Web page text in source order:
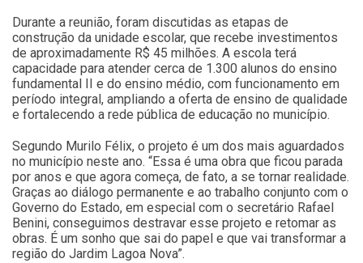
Durante a reunião, foram discutidas as etapas de
construção da unidade escolar, que recebe investimentos
de aproximadamente R$ 45 milhões. A escola terá
capacidade para atender cerca de 1.300 alunos do ensino
fundamental II e do ensino médio, com funcionamento em
período integral, ampliando a oferta de ensino de qualidade
e fortalecendo a rede pública de educação no município.
Segundo Murilo Félix, o projeto é um dos mais aguardados
no município neste ano. “Essa é uma obra que ficou parada
por anos e que agora começa, de fato, a se tornar realidade.
Graças ao diálogo permanente e ao trabalho conjunto com o
Governo do Estado, em especial com o secretário Rafael
Benini, conseguimos destravar esse projeto e retomar as
obras. É um sonho que sai do papel e que vai transformar a
região do Jardim Lagoa Nova”.